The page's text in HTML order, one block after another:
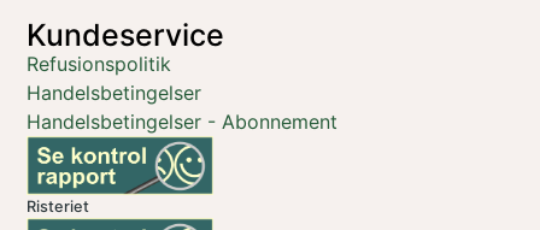
Kundeservice
Refusionspolitik
Handelsbetingelser
Handelsbetingelser - Abonnement
Risteriet